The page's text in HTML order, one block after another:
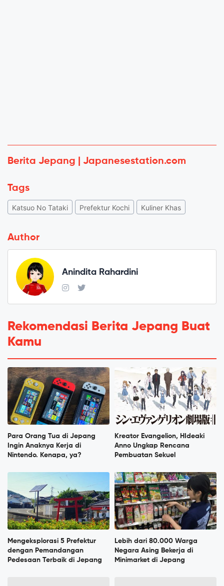
Berita Jepang | Japanesestation.com
Tags
Katsuo No Tataki Prefektur Kochi Kuliner Khas
Author
Anindita Rahardini
Rekomendasi Berita Jepang Buat
Kamu
Para Orang Tua di Jepang
Ingin Anaknya Kerja di
Nintendo. Kenapa, ya?
Kreator Evangelion, HIdeaki
Anno Ungkap Rencana
Pembuatan Sekuel
Mengeksplorasi 5 Prefektur
dengan Pemandangan
Pedesaan Terbaik di Jepang
Lebih dari 80.000 Warga
Negara Asing Bekerja di
Minimarket di Jepang